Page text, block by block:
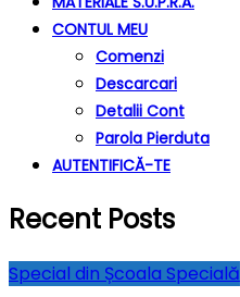
CONTUL MEU
Comenzi
Descarcari
Detalii Cont
Parola Pierduta
AUTENTIFICĂ-TE
Recent Posts
Special din Școala Specială